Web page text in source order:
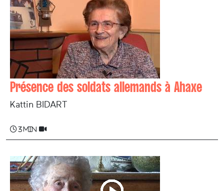
Présence des soldats allemands à Ahaxe
Kattin BIDART
3 min